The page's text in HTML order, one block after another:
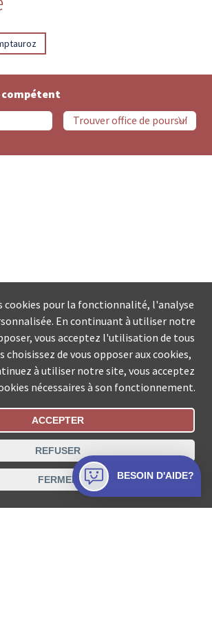
compétent
Statut De La Commande
des offices de Suisse
des données
Mentions légales
d’utilisation Contact
cookies pour la fonctionnalité, l'analyse
En continuant à utiliser notre
vous acceptez l'utilisation de tous
choisissez de vous opposer aux cookies,
à utiliser notre site, vous acceptez
nécessaires à son fonctionnement.
ACCEPTER
REFUSER
FERMER BESOIN D'AIDE?